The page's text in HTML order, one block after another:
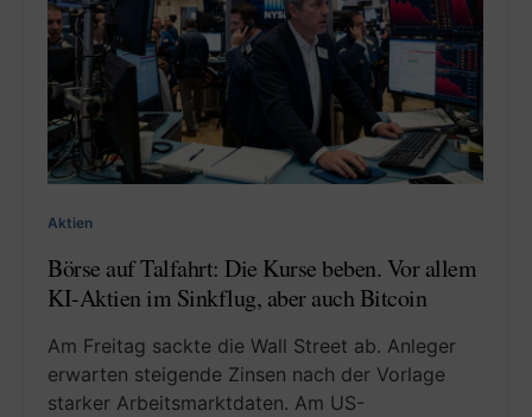
Aktien
Börse auf Talfahrt: Die Kurse beben. Vor allem
KI-Aktien im Sinkflug, aber auch Bitcoin
Am Freitag sackte die Wall Street ab. Anleger
erwarten steigende Zinsen nach der Vorlage
starker Arbeitsmarktdaten. Am US-